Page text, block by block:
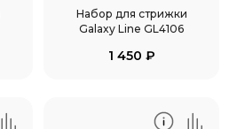
Набор для стрижки
Galaxy Line GL4106
1 450 ₽